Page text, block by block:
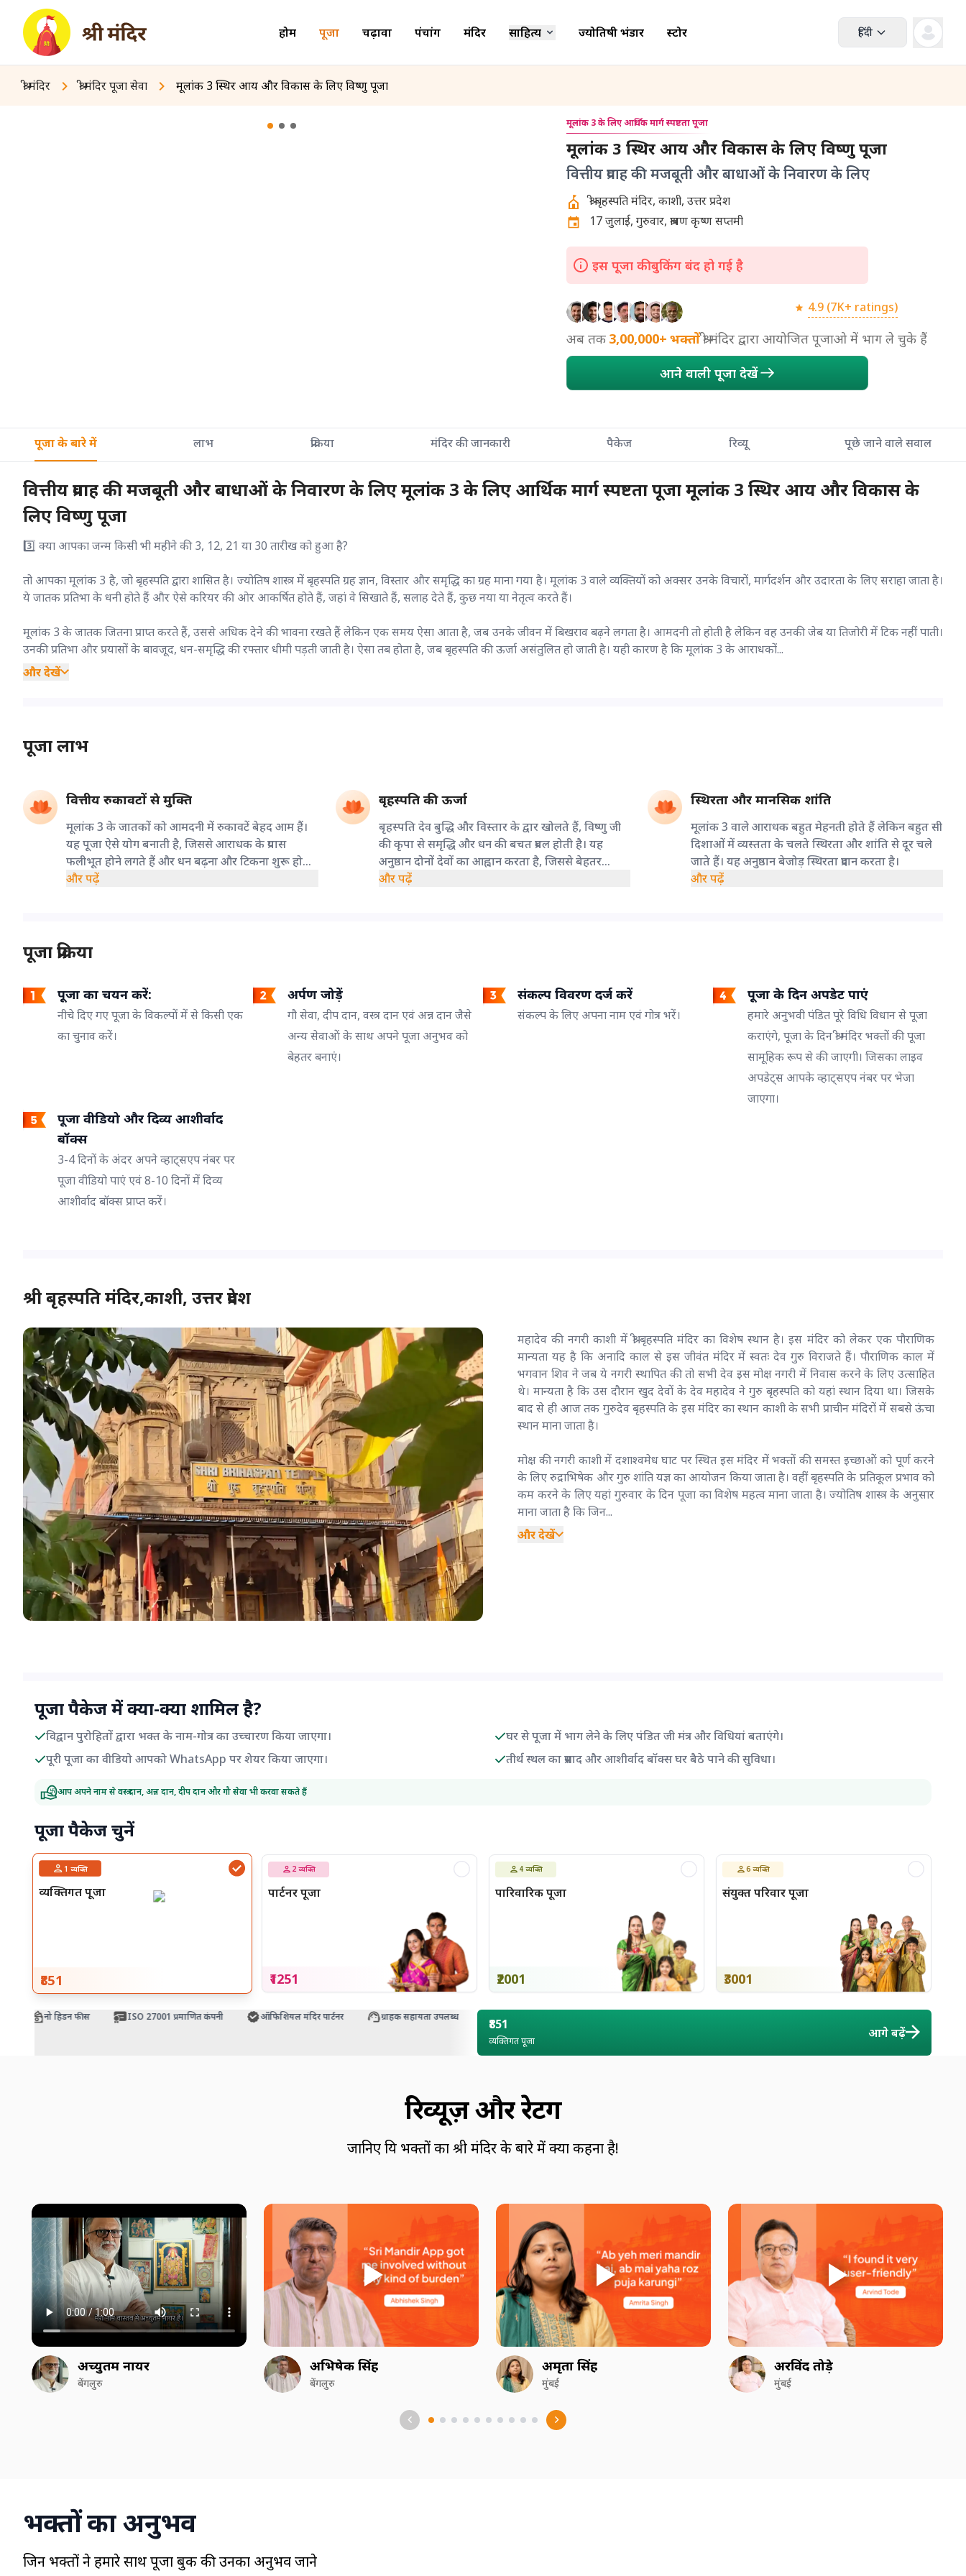
होम पूजा चढ़ावा पंचांग मंदिर साहित्य ज्योतिषी भंडार स्टोर हिंदी
श्री मंदिर श्री मंदिर पूजा सेवा मूलांक 3 स्थिर आय और विकास के लिए विष्णु पूजा
मूलांक 3 के लिए आर्थिक मार्ग स्पष्टता पूजा
मूलांक 3 स्थिर आय और विकास के लिए विष्णु पूजा
वित्तीय प्रवाह की मजबूती और बाधाओं के निवारण के लिए
श्री बृहस्पति मंदिर, काशी, उत्तर प्रदेश
17 जुलाई, गुरुवार, श्रावण कृष्ण सप्तमी
इस पूजा की बुकिंग बंद हो गई है
4.9 (7K+ ratings)
अब तक 3,00,000+ भक्तोंश्री मंदिर द्वारा आयोजित पूजाओ में भाग ले चुके हैं
आने वाली पूजा देखें
पूजा के बारे में लाभ प्रक्रिया मंदिर की जानकारी पैकेज रिव्यू पूछे जाने वाले सवाल
वित्तीय प्रवाह की मजबूती और बाधाओं के निवारण के लिए मूलांक 3 के लिए आर्थिक मार्ग स्पष्टता पूजा मूलांक 3 स्थिर आय और विकास के
लिए विष्णु पूजा
3️⃣ क्या आपका जन्म किसी भी महीने की 3, 12, 21 या 30 तारीख को हुआ है?
तो आपका मूलांक 3 है, जो बृहस्पति द्वारा शासित है। ज्योतिष शास्त्र में बृहस्पति ग्रह ज्ञान, विस्तार और समृद्धि का ग्रह माना गया है। मूलांक 3 वाले व्यक्तियों को अक्सर उनके विचारों, मार्गदर्शन और उदारता के लिए सराहा जाता है।
ये जातक प्रतिभा के धनी होते हैं और ऐसे करियर की ओर आकर्षित होते हैं, जहां वे सिखाते हैं, सलाह देते हैं, कुछ नया या नेतृत्व करते हैं।
मूलांक 3 के जातक जितना प्राप्त करते हैं, उससे अधिक देने की भावना रखते हैं लेकिन एक समय ऐसा आता है, जब उनके जीवन में बिखराव बढ़ने लगता है। आमदनी तो होती है लेकिन वह उनकी जेब या तिजोरी में टिक नहीं पाती।
उनकी प्रतिभा और प्रयासों के बावजूद, धन-समृद्धि की रफ्तार धीमी पड़ती जाती है। ऐसा तब होता है, जब बृहस्पति की ऊर्जा असंतुलित हो जाती है। यही कारण है कि मूलांक 3 के आराधकों...
और देखें
पूजा लाभ
वित्तीय रुकावटों से मुक्ति
मूलांक 3 के जातकों को आमदनी में रुकावटें बेहद आम हैं।
यह पूजा ऐसे योग बनाती है, जिससे आराधक के प्रयास
फलीभूत होने लगते हैं और धन बढ़ना और टिकना शुरू हो
जाता है।
और पढ़ें
बृहस्पति की ऊर्जा
बृहस्पति देव बुद्धि और विस्तार के द्वार खोलते हैं, विष्णु जी
की कृपा से समृद्धि और धन की बचत प्रबल होती है। यह
अनुष्ठान दोनों देवों का आह्वान करता है, जिससे बेहतर
संतुलन का आशीर्वाद मिलता है।
और पढ़ें
स्थिरता और मानसिक शांति
मूलांक 3 वाले आराधक बहुत मेहनती होते हैं लेकिन बहुत सी
दिशाओं में व्यस्तता के चलते स्थिरता और शांति से दूर चले
जाते हैं। यह अनुष्ठान बेजोड़ स्थिरता प्रदान करता है।
और पढ़ें
पूजा प्रक्रिया
पूजा का चयन करें:
नीचे दिए गए पूजा के विकल्पों में से किसी एक
का चुनाव करें।
अर्पण जोड़ें
गौ सेवा, दीप दान, वस्त्र दान एवं अन्न दान जैसे
अन्य सेवाओं के साथ अपने पूजा अनुभव को
बेहतर बनाएं।
संकल्प विवरण दर्ज करें
संकल्प के लिए अपना नाम एवं गोत्र भरें।
पूजा के दिन अपडेट पाएं
हमारे अनुभवी पंडित पूरे विधि विधान से पूजा
कराएंगे, पूजा के दिन श्री मंदिर भक्तों की पूजा
सामूहिक रूप से की जाएगी। जिसका लाइव
अपडेट्स आपके व्हाट्सएप नंबर पर भेजा
जाएगा।
पूजा वीडियो और दिव्य आशीर्वाद
बॉक्स
3-4 दिनों के अंदर अपने व्हाट्सएप नंबर पर
पूजा वीडियो पाएं एवं 8-10 दिनों में दिव्य
आशीर्वाद बॉक्स प्राप्त करें।
श्री बृहस्पति मंदिर,काशी, उत्तर प्रदेश
महादेव की नगरी काशी में श्री बृहस्पति मंदिर का विशेष स्थान है। इस मंदिर को लेकर एक पौराणिक
मान्यता यह है कि अनादि काल से इस जीवंत मंदिर में स्वतः देव गुरु विराजते हैं। पौराणिक काल में
भगवान शिव ने जब ये नगरी स्थापित की तो सभी देव इस मोक्ष नगरी में निवास करने के लिए उत्साहित
थे। मान्यता है कि उस दौरान खुद देवों के देव महादेव ने गुरु बृहस्पति को यहां स्थान दिया था। जिसके
बाद से ही आज तक गुरुदेव बृहस्पति के इस मंदिर का स्थान काशी के सभी प्राचीन मंदिरों में सबसे ऊंचा
स्थान माना जाता है।
मोक्ष की नगरी काशी में दशाश्वमेध घाट पर स्थित इस मंदिर में भक्तों की समस्त इच्छाओं को पूर्ण करने
के लिए रुद्राभिषेक और गुरु शांति यज्ञ का आयोजन किया जाता है। वहीं बृहस्पति के प्रतिकूल प्रभाव को
कम करने के लिए यहां गुरुवार के दिन पूजा का विशेष महत्व माना जाता है। ज्योतिष शास्त्र के अनुसार
माना जाता है कि जिन...
और देखें
पूजा पैकेज में क्या-क्या शामिल है?
विद्वान पुरोहितों द्वारा भक्त के नाम-गोत्र का उच्चारण किया जाएगा।
घर से पूजा में भाग लेने के लिए पंडित जी मंत्र और विधियां बताएंगे।
पूरी पूजा का वीडियो आपको WhatsApp पर शेयर किया जाएगा।
तीर्थ स्थल का प्रसाद और आशीर्वाद बॉक्स घर बैठे पाने की सुविधा।
आप अपने नाम से वस्त्र दान, अन्न दान, दीप दान और गौ सेवा भी करवा सकते हैं
पूजा पैकेज चुनें
1 व्यक्ति
व्यक्तिगत पूजा
₹851
2 व्यक्ति
पार्टनर पूजा
₹1251
4 व्यक्ति
पारिवारिक पूजा
₹2001
6 व्यक्ति
संयुक्त परिवार पूजा
₹3001
नो हिडन फीस ISO 27001 प्रमाणित कंपनी ऑफिशियल मंदिर पार्टनर ग्राहक सहायता उपलब्ध ₹851
व्यक्तिगत पूजा
आगे बढ़ें
रिव्यूज़ और रेटिंग
जानिए प्रिय भक्तों का श्री मंदिर के बारे में क्या कहना है!
अच्युतम नायर
बेंगलुरु
अभिषेक सिंह
बेंगलुरु
अमृता सिंह
मुंबई
अरविंद तोड़े
मुंबई
भक्तों का अनुभव
जिन भक्तों ने हमारे साथ पूजा बुक की उनका अनुभव जाने